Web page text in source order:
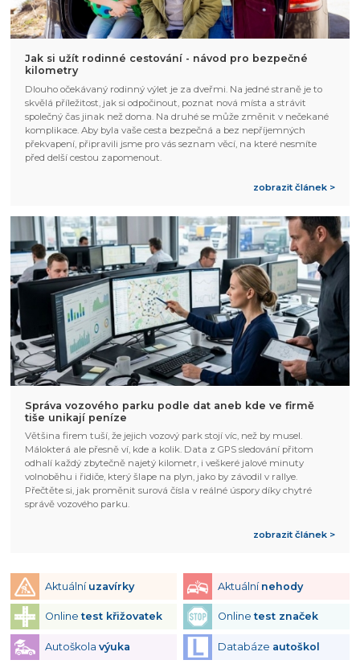
Jak si užít rodinné cestování - návod pro bezpečné
kilometry
Dlouho očekávaný rodinný výlet je za dveřmi. Na jedné straně je to
skvělá příležitost, jak si odpočinout, poznat nová místa a strávit
společný čas jinak než doma. Na druhé se může změnit v nečekané
komplikace. Aby byla vaše cesta bezpečná a bez nepříjemných
překvapení, připravili jsme pro vás seznam věcí, na které nesmíte
před delší cestou zapomenout.
zobrazit článek >
Správa vozového parku podle dat aneb kde ve firmě
tiše unikají peníze
Většina firem tuší, že jejich vozový park stojí víc, než by musel.
Málokterá ale přesně ví, kde a kolik. Data z GPS sledování přitom
odhalí každý zbytečně najetý kilometr, i veškeré jalové minuty
volnoběhu i řidiče, který šlape na plyn, jako by závodil v rallye.
Přečtěte si, jak proměnit surová čísla v reálné úspory díky chytré
správě vozového parku.
zobrazit článek >
Aktuální uzavírky Aktuální nehody
Onlinetest křižovatek Onlinetest značek
Autoškola výuka Databáze autoškol